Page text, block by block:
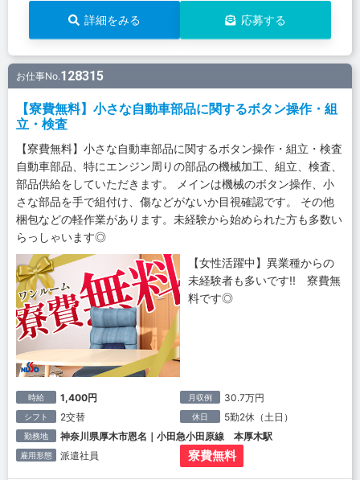
詳細をみる 応募する
お仕事No.128315
【寮費無料】小さな自動車部品に関するボタン操作・組
立・検査
【寮費無料】小さな自動車部品に関するボタン操作・組立・検査
自動車部品、特にエンジン周りの部品の機械加工、組立、検査、
部品供給をしていただきます。 メインは機械のボタン操作、小
さな部品を手で組付け、傷などがないか目視確認です。 その他
梱包などの軽作業があります。未経験から始められた方も多数い
らっしゃいます◎
【女性活躍中】異業種からの
未経験者も多いです!! 寮費無
料です◎
時給 1,400円 月収例 30.7万円
シフト 2交替 休日 5勤2休（土日）
勤務地 神奈川県厚木市恩名｜小田急小田原線 本厚木駅
雇用形態 派遣社員 寮費無料